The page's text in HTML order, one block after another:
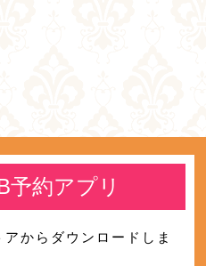
約アプリ
からダウンロードしま